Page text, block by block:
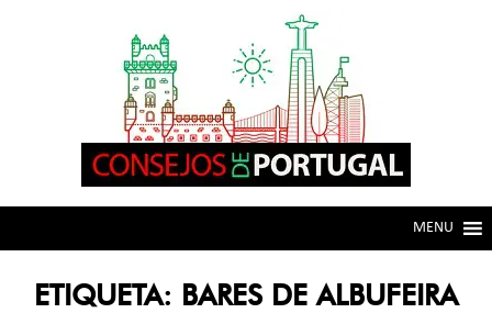
MENU
ETIQUETA: BARES DE ALBUFEIRA